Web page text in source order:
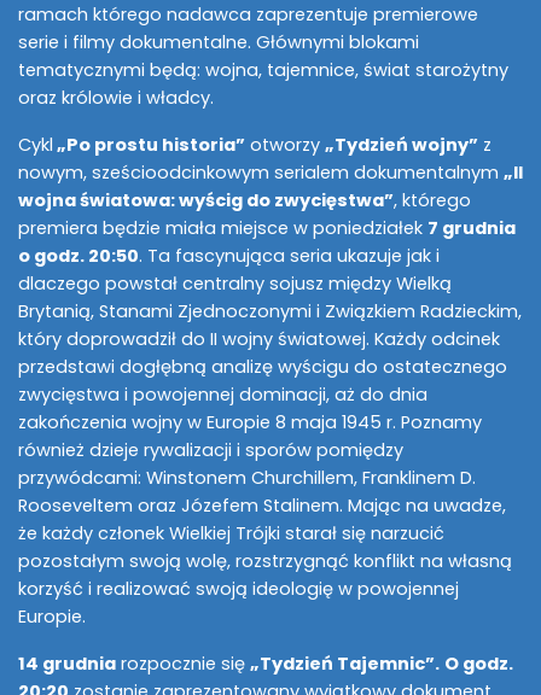
ramach którego nadawca zaprezentuje premierowe
serie i filmy dokumentalne. Głównymi blokami
tematycznymi będą: wojna, tajemnice, świat starożytny
oraz królowie i władcy.
Cykl „Po prostu historia” otworzy „Tydzień wojny” z
nowym, sześcioodcinkowym serialem dokumentalnym „II
wojna światowa: wyścig do zwycięstwa”, którego
premiera będzie miała miejsce w poniedziałek 7 grudnia
o godz. 20:50. Ta fascynująca seria ukazuje jak i
dlaczego powstał centralny sojusz między Wielką
Brytanią, Stanami Zjednoczonymi i Związkiem Radzieckim,
który doprowadził do II wojny światowej. Każdy odcinek
przedstawi dogłębną analizę wyścigu do ostatecznego
zwycięstwa i powojennej dominacji, aż do dnia
zakończenia wojny w Europie 8 maja 1945 r. Poznamy
również dzieje rywalizacji i sporów pomiędzy
przywódcami: Winstonem Churchillem, Franklinem D.
Rooseveltem oraz Józefem Stalinem. Mając na uwadze,
że każdy członek Wielkiej Trójki starał się narzucić
pozostałym swoją wolę, rozstrzygnąć konflikt na własną
korzyść i realizować swoją ideologię w powojennej
Europie.
14 grudnia rozpocznie się „Tydzień Tajemnic”. O godz.